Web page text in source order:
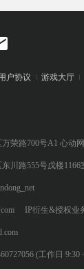
户协议 游戏大厅
荣路700号A1 心动
川路555号戊楼1166
IP衍生&授权业
(工作日 9:30